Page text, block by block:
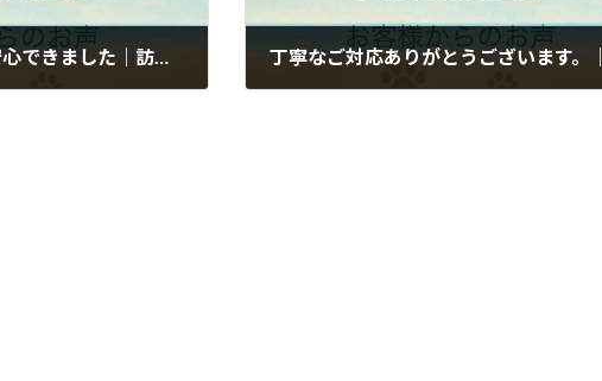
親切で丁寧な対応に安心できました｜訪問ペット火葬・葬儀MAHALOのお客様のお声